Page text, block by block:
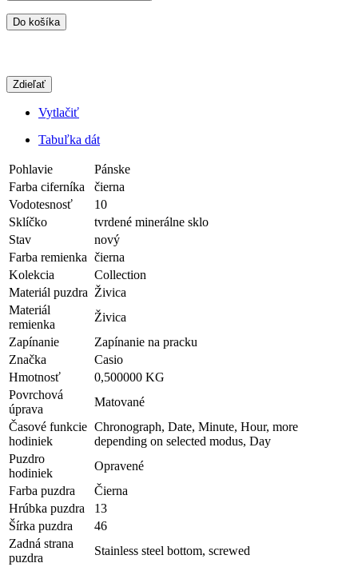
Do košíka
Zdieľať
Vytlačiť
Tabuľka dát
Pohlavie
Pánske
Farba ciferníka
čierna
Vodotesnosť
10
Sklíčko
tvrdené minerálne sklo
Stav
nový
Farba remienka čierna
Kolekcia
Collection
Materiál puzdra Živica
Materiál
remienka
Živica
Zapínanie
Zapínanie na pracku
Značka
Casio
Hmotnosť
0,500000 KG
Povrchová
úprava
Matované
Časové funkcie
hodiniek
Chronograph, Date, Minute, Hour, more
depending on selected modus, Day
Puzdro
hodiniek
Opravené
Farba puzdra
Čierna
Hrúbka puzdra
13
Šírka puzdra
46
Zadná strana
puzdra
Stainless steel bottom, screwed